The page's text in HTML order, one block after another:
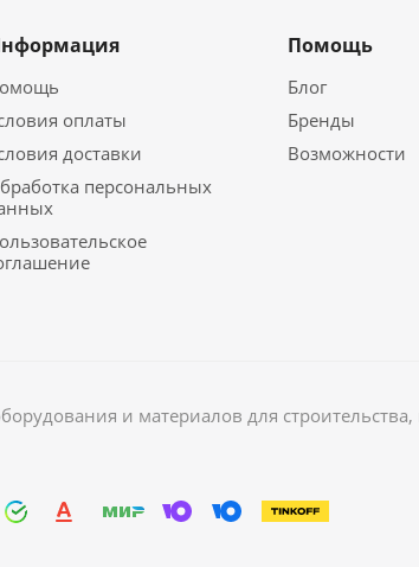
оплаты
доставки
персональных
Помощь
Блог
Бренды
Возможности
и материалов для